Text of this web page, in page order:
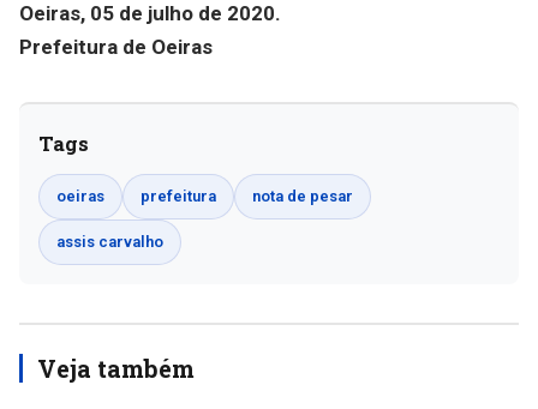
Oeiras, 05 de julho de 2020.
Prefeitura de Oeiras
Tags
oeiras prefeitura nota de pesar
assis carvalho
Veja também